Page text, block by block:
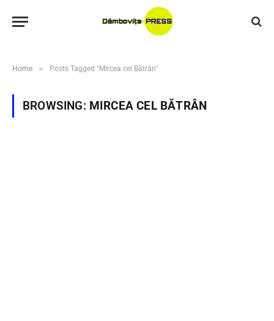
Home » Posts Tagged "Mircea cel Bătrân"
BROWSING: MIRCEA CEL BĂTRÂN